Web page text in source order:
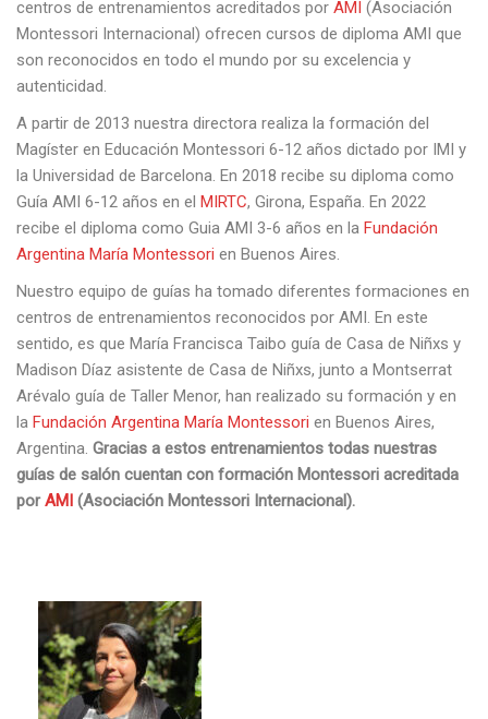
centros de entrenamientos acreditados por AMI (Asociación
Montessori Internacional) ofrecen cursos de diploma AMI que
son reconocidos en todo el mundo por su excelencia y
autenticidad.
A partir de 2013 nuestra directora realiza la formación del
Magíster en Educación Montessori 6-12 años dictado por IMI y
la Universidad de Barcelona. En 2018 recibe su diploma como
Guía AMI 6-12 años en el MIRTC, Girona, España. En 2022
recibe el diploma como Guia AMI 3-6 años en la Fundación
Argentina María Montessori en Buenos Aires.
Nuestro equipo de guías ha tomado diferentes formaciones en
centros de entrenamientos reconocidos por AMI. En este
sentido, es que María Francisca Taibo guía de Casa de Niñxs y
Madison Díaz asistente de Casa de Niñxs, junto a Montserrat
Arévalo guía de Taller Menor, han realizado su formación y en
la Fundación Argentina María Montessori en Buenos Aires,
Argentina. Gracias a estos entrenamientos todas nuestras
guías de salón cuentan con formación Montessori acreditada
porAMI (Asociación Montessori Internacional).